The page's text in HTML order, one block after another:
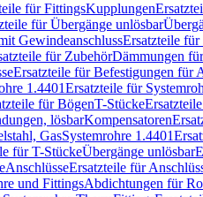
für FittingsKupplungen
für Übergänge unlösbar
GewindeanschlussErsatzteile
für ZubehörDämmungen
Ersatzteile für Befestigungen für
1.4401Ersatzteile für
für BögenT-Stücke
lösbarKompensatoren
GasSystemrohre 1.4401
für T-StückeÜbergänge unlösbar
AnschlüsseErsatzteile für
und FittingsAbdichtungen für